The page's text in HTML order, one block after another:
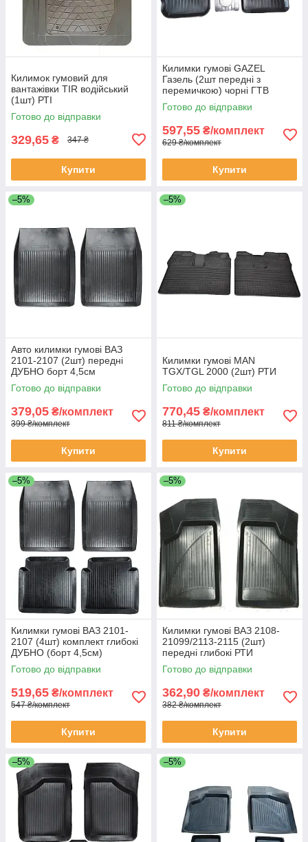
Килимок гумовий для
вантажівки TIR водійський
(1шт) РТІ
Готово до відправки
329,65 ₴ 347 ₴
Купити
Килимки гумові GAZEL
Газель (2шт передні з
перемичкою) чорні ГТВ
Готово до відправки
597,55 ₴/комплект
629 ₴/комплект
Купити
–5%
Авто килимки гумові ВАЗ
2101-2107 (2шт) передні
ДУБНО борт 4,5см
Готово до відправки
379,05 ₴/комплект
399 ₴/комплект
Купити
–5%
Килимки гумові MAN
TGX/TGL 2000 (2шт) РТИ
Готово до відправки
770,45 ₴/комплект
811 ₴/комплект
Купити
–5%
Килимки гумові ВАЗ 2101-
2107 (4шт) комплект глибокі
ДУБНО (борт 4,5см)
Готово до відправки
519,65 ₴/комплект
547 ₴/комплект
Купити
–5%
Килимки гумові ВАЗ 2108-
21099/2113-2115 (2шт)
передні глибокі РТИ
Готово до відправки
362,90 ₴/комплект
382 ₴/комплект
Купити
–5% –5%